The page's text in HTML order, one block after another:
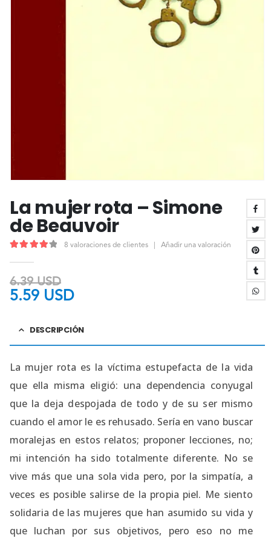
La mujer rota – Simone
de Beauvoir
8 valoraciones de clientes Añadir una valoración
6.39USD
5.59 USD
DESCRIPCIÓN
La mujer rota es la víctima estupefacta de la vida
que ella misma eligió: una dependencia conyugal
que la deja despojada de todo y de su ser mismo
cuando el amor le es rehusado. Sería en vano buscar
moralejas en estos relatos; proponer lecciones, no;
mi intención ha sido totalmente diferente. No se
vive más que una sola vida pero, por la simpatía, a
veces es posible salirse de la propia piel. Me siento
solidaria de las mujeres que han asumido su vida y
que luchan por sus objetivos, pero eso no me